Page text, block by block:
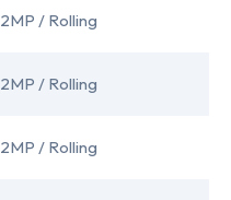
2MP / Rolling
2MP / Rolling
2MP / Rolling